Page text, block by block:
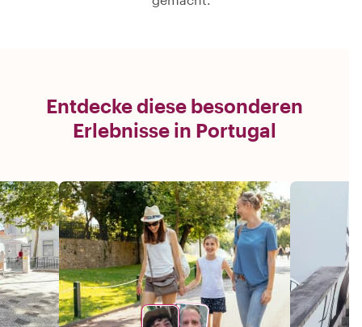
Entdecke diese besonderen
Erlebnisse in Portugal